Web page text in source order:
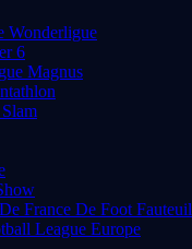
Wonderligue
6
Magnus
France De Foot Fauteuil
League Europe